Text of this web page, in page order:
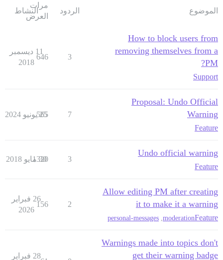
الموضوع الردود
مرات
العرض
النشاط
How to block users from
removing themselves from a
PM?
Support
3
646
11 ديسمبر
2018
Proposal: Undo Official
Warning
Feature
7
565
25 يونيو 2024
Undo official warning
Feature
3
1320
30 مايو 2018
Allow editing PM after creating
it to make it a warning
Feature
moderation
personal-messages
2
156
26 فبراير
2026
Warnings made into topics don't
get their warning badge
28 فبراير